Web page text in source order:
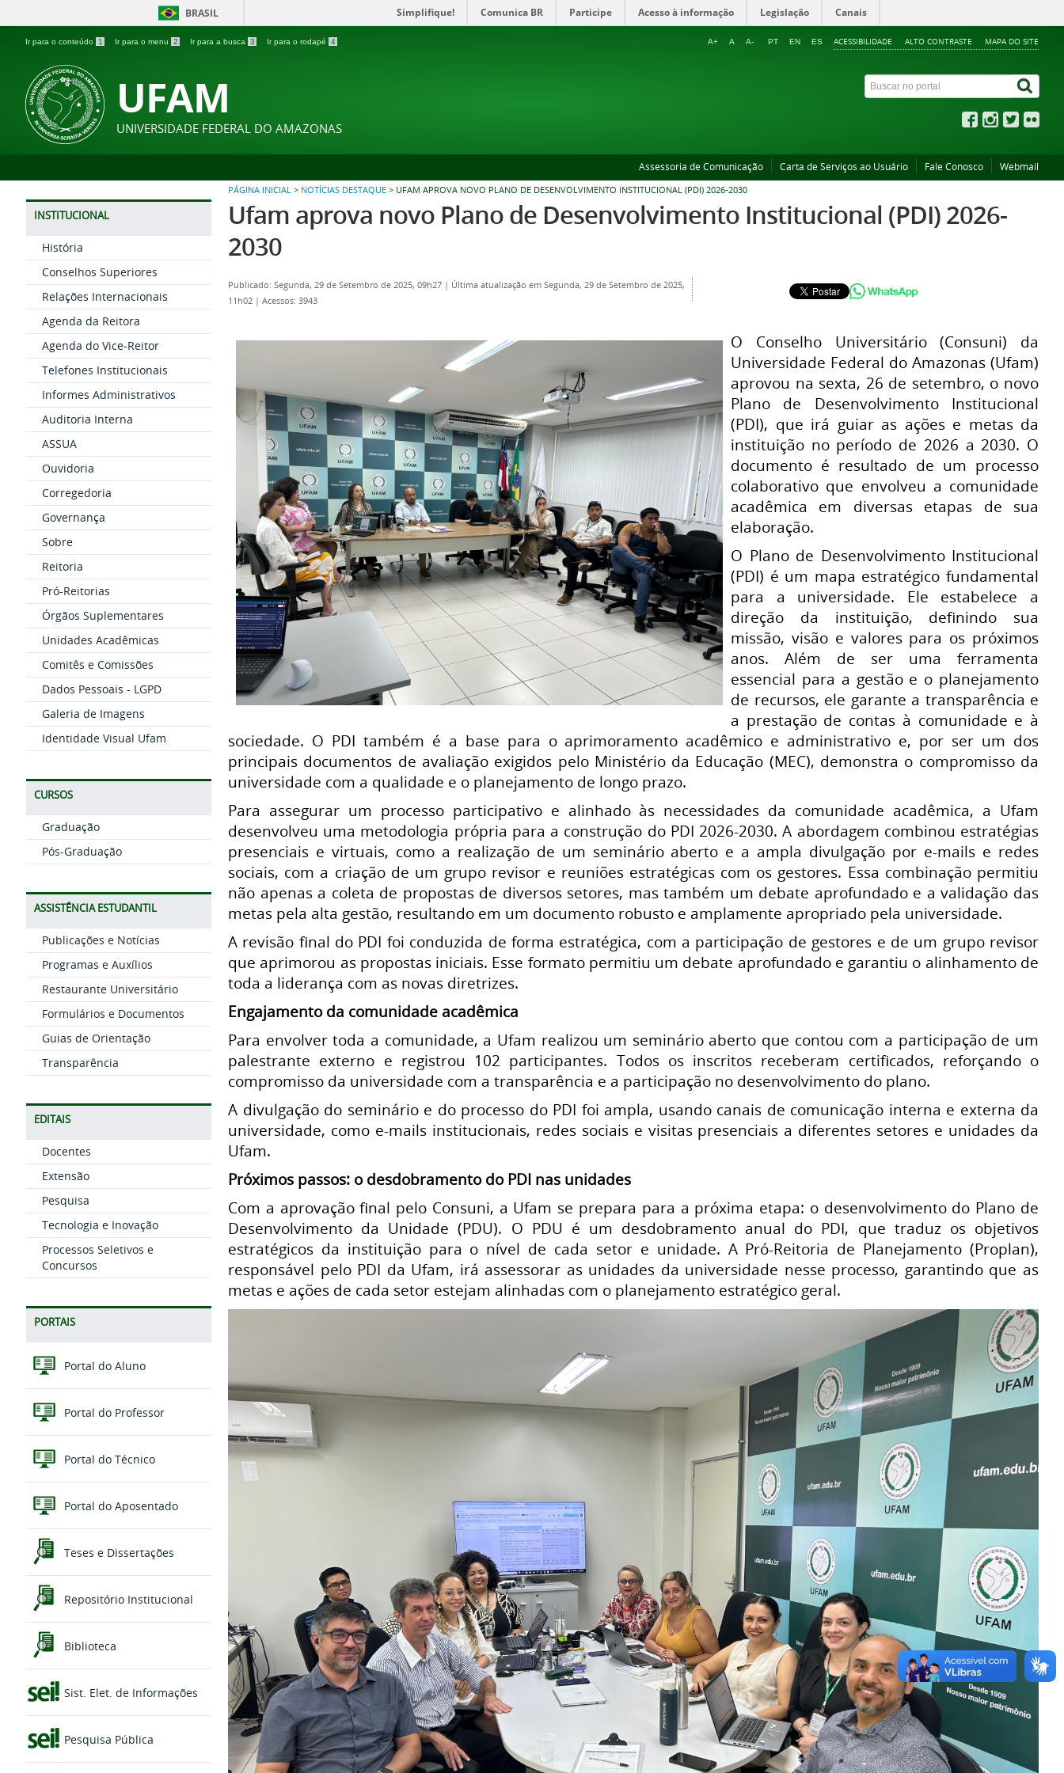
BRASIL Simplifique! Comunica BR Participe Acesso à informação Legislação Canais
Ir para o conteúdo 1 Ir para o menu 2 Ir para a busca 3 Ir para o rodapé 4 ACESSIBILIDADE ALTO CONTRASTE MAPA DO SITE
A+ A A- PT EN ES
UFAM
UNIVERSIDADE FEDERAL DO AMAZONAS
Assessoria de Comunicação Carta de Serviços ao Usuário Fale Conosco Webmail
PÁGINA INICIAL > NOTÍCIAS DESTAQUE > UFAM APROVA NOVO PLANO DE DESENVOLVIMENTO INSTITUCIONAL (PDI) 2026-2030
INSTITUCIONAL
História
Conselhos Superiores
Relações Internacionais
Agenda da Reitora
Agenda do Vice-Reitor
Telefones Institucionais
Informes Administrativos
Auditoria Interna
ASSUA
Ouvidoria
Corregedoria
Governança
Sobre
Reitoria
Pró-Reitorias
Órgãos Suplementares
Unidades Acadêmicas
Comitês e Comissões
Dados Pessoais - LGPD
Galeria de Imagens
Identidade Visual Ufam
CURSOS
Graduação
Pós-Graduação
ASSISTÊNCIA ESTUDANTIL
Publicações e Notícias
Programas e Auxílios
Restaurante Universitário
Formulários e Documentos
Guias de Orientação
Transparência
EDITAIS
Docentes
Extensão
Pesquisa
Tecnologia e Inovação
Processos Seletivos e
Concursos
PORTAIS
Portal do Aluno
Portal do Professor
Portal do Técnico
Portal do Aposentado
Teses e Dissertações
Repositório Institucional
Biblioteca
Sist. Elet. de Informações
Pesquisa Pública
Ufam aprova novo Plano de Desenvolvimento Institucional (PDI) 2026-
2030
Publicado: Segunda, 29 de Setembro de 2025, 09h27 | Última atualização em Segunda, 29 de Setembro de 2025,
11h02 | Acessos: 3943
O Conselho Universitário (Consuni) da
Universidade Federal do Amazonas (Ufam)
aprovou na sexta, 26 de setembro, o novo
Plano de Desenvolvimento Institucional
(PDI), que irá guiar as ações e metas da
instituição no período de 2026 a 2030. O
documento é resultado de um processo
colaborativo que envolveu a comunidade
acadêmica em diversas etapas de sua
elaboração.
O Plano de Desenvolvimento Institucional
(PDI) é um mapa estratégico fundamental
para a universidade. Ele estabelece a
direção da instituição, definindo sua
missão, visão e valores para os próximos
anos. Além de ser uma ferramenta
essencial para a gestão e o planejamento
de recursos, ele garante a transparência e
a prestação de contas à comunidade e à
sociedade. O PDI também é a base para o aprimoramento acadêmico e administrativo e, por ser um dos
principais documentos de avaliação exigidos pelo Ministério da Educação (MEC), demonstra o compromisso da
universidade com a qualidade e o planejamento de longo prazo.
Para assegurar um processo participativo e alinhado às necessidades da comunidade acadêmica, a Ufam
desenvolveu uma metodologia própria para a construção do PDI 2026-2030. A abordagem combinou estratégias
presenciais e virtuais, como a realização de um seminário aberto e a ampla divulgação por e-mails e redes
sociais, com a criação de um grupo revisor e reuniões estratégicas com os gestores. Essa combinação permitiu
não apenas a coleta de propostas de diversos setores, mas também um debate aprofundado e a validação das
metas pela alta gestão, resultando em um documento robusto e amplamente apropriado pela universidade.
A revisão final do PDI foi conduzida de forma estratégica, com a participação de gestores e de um grupo revisor
que aprimorou as propostas iniciais. Esse formato permitiu um debate aprofundado e garantiu o alinhamento de
toda a liderança com as novas diretrizes.
Engajamento da comunidade acadêmica
Para envolver toda a comunidade, a Ufam realizou um seminário aberto que contou com a participação de um
palestrante externo e registrou 102 participantes. Todos os inscritos receberam certificados, reforçando o
compromisso da universidade com a transparência e a participação no desenvolvimento do plano.
A divulgação do seminário e do processo do PDI foi ampla, usando canais de comunicação interna e externa da
universidade, como e-mails institucionais, redes sociais e visitas presenciais a diferentes setores e unidades da
Ufam.
Próximos passos: o desdobramento do PDI nas unidades
Com a aprovação final pelo Consuni, a Ufam se prepara para a próxima etapa: o desenvolvimento do Plano de
Desenvolvimento da Unidade (PDU). O PDU é um desdobramento anual do PDI, que traduz os objetivos
estratégicos da instituição para o nível de cada setor e unidade. A Pró-Reitoria de Planejamento (Proplan),
responsável pelo PDI da Ufam, irá assessorar as unidades da universidade nesse processo, garantindo que as
metas e ações de cada setor estejam alinhadas com o planejamento estratégico geral.